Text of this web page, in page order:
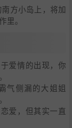
方小岛上，将加
里。
爱情的出现，你
气侧漏的大姐姐
爱，但其实一直